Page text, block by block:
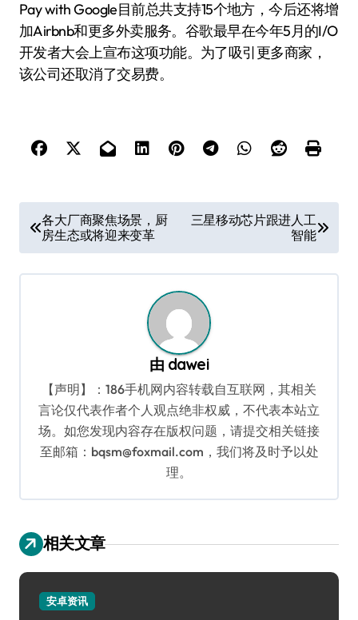
Pay with Google目前总共支持15个地方，今后还将增
加Airbnb和更多外卖服务。谷歌最早在今年5月的I/O
开发者大会上宣布这项功能。为了吸引更多商家，
该公司还取消了交易费。
章
导
各大厂商聚焦场景，厨
房生态或将迎来变革
三星移动芯片跟进人工
智能
由 dawei
【声明】：186手机网内容转载自互联网，其相关
言论仅代表作者个人观点绝非权威，不代表本站立
场。如您发现内容存在版权问题，请提交相关链接
至邮箱：bqsm@foxmail.com，我们将及时予以处
理。
相关文章
安卓资讯